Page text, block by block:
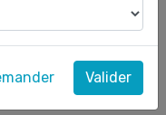
Valider